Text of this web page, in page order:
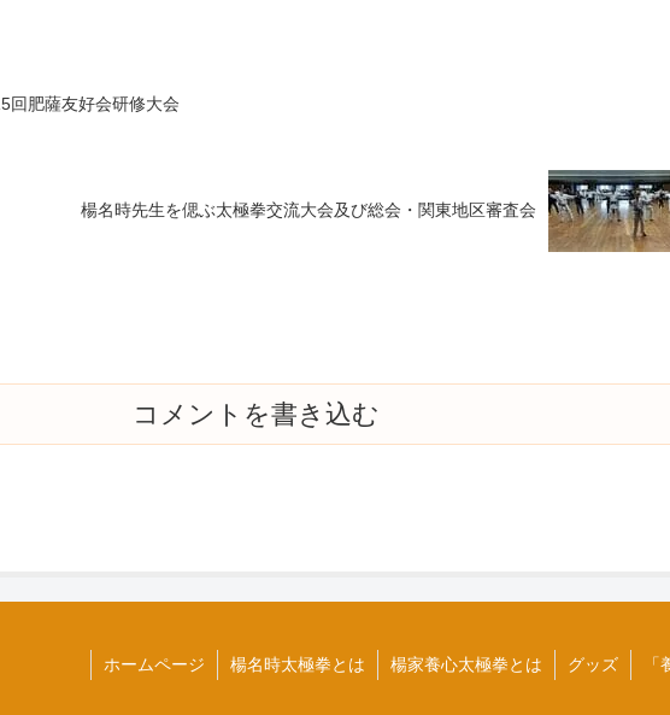
回肥薩友好会研修大会
楊名時先生を偲ぶ太極拳交流大会及び総会・関東地区審査会
コメントを書き込む
ホームページ 楊名時太極拳とは 楊家養心太極拳とは グッズ